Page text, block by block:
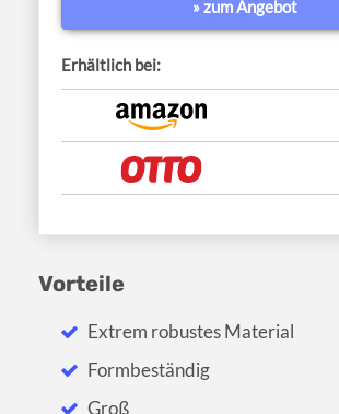
» zum Angebot
Erhältlich bei:
Vorteile
Extrem robustes Material
Formbeständig
Groß